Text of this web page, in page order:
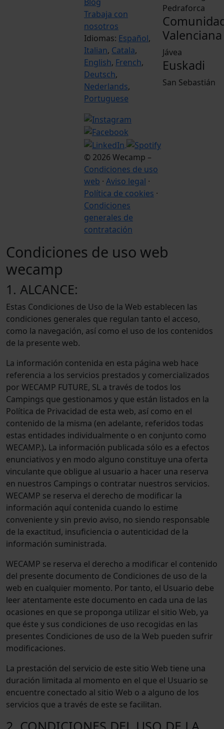
Trabaja con
nosotros
Idiomas: Español,
Italian, Catala,
English, French,
Deutsch,
Nederlands,
Portuguese
© 2026 Wecamp –
Condiciones de uso
web · Aviso legal ·
Política de cookies ·
Condiciones
generales de
contratación
Pedraforca
Valenciana
Jávea
Euskadi
San Sebastián
Condiciones de uso web
wecamp
1. ALCANCE:
Estas Condiciones de Uso de la Web establecen las
condiciones generales que regulan tanto el acceso,
como la navegación, así como el uso de los contenidos
de la presente web.
La información contenida en esta página web hace
referencia a los servicios prestados y comercializados
por WECAMP FUTURE, SL a través de todos los
Campings que gestionamos y que están listados en la
Política de Privacidad de esta web, así como en el
contenido de la misma (en adelante, referidos todas
estas entidades individualmente o en conjunto como
WECAMP.). La información publicada sólo es a efectos
enunciativos y en modo alguno constituye una oferta
vinculante que obligue al usuario a hacer una reserva
en nuestros Campings o contratar nuestros servicios.
WECAMP se reserva el derecho de modificar la
información aquí contenida cuando lo estime
conveniente y sin previo aviso, no siendo responsable
de la exactitud, insuficiencia o autenticidad de la
información suministrada.
WECAMP se reserva el derecho a modificar el contenido
del presente documento de Condiciones de uso de la
web en cualquier momento. Por tanto, el Usuario debe
leer atentamente este documento en cada una de las
ocasiones en que se proponga utilizar el sitio Web, ya
que éste y sus condiciones de uso recogidas en las
presentes Condiciones de uso de la Web pueden sufrir
modificaciones.
La prestación del servicio de este sitio Web tiene una
duración limitada al momento en el que el Usuario se
encuentre conectado al sitio Web o a alguno de los
servicios que a través de este se facilitan.